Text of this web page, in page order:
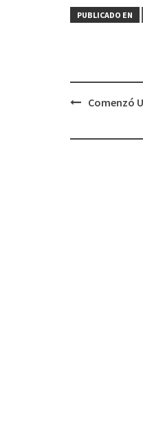
PUBLICADO EN
Comenzó